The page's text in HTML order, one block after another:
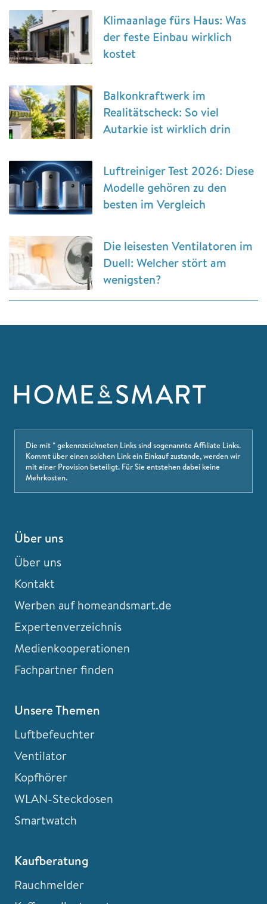
Klimaanlage fürs Haus: Was
der feste Einbau wirklich
kostet
Balkonkraftwerk im
Realitätscheck: So viel
Autarkie ist wirklich drin
Luftreiniger Test 2026: Diese
Modelle gehören zu den
besten im Vergleich
Die leisesten Ventilatoren im
Duell: Welcher stört am
wenigsten?
Die mit * gekennzeichneten Links sind sogenannte Affiliate Links.
Kommt über einen solchen Link ein Einkauf zustande, werden wir
mit einer Provision beteiligt. Für Sie entstehen dabei keine
Mehrkosten.
Über uns
Über uns
Kontakt
Werben auf homeandsmart.de
Expertenverzeichnis
Medienkooperationen
Fachpartner finden
Unsere Themen
Luftbefeuchter
Ventilator
Kopfhörer
WLAN-Steckdosen
Smartwatch
Kaufberatung
Rauchmelder